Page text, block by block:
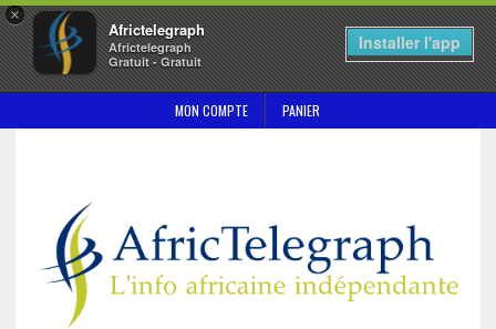
×
Africtelegraph
Africtelegraph
Gratuit - Gratuit
Installer l'app
MON COMPTE PANIER